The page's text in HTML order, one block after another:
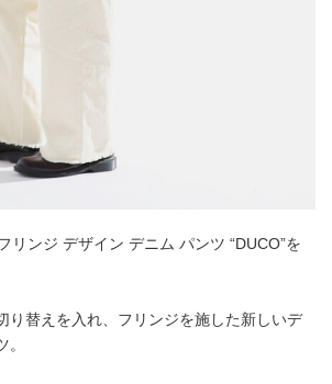
リンジ デザイン デニム パンツ “DUCO”を
り替えを入れ、フリンジを施した新しいデ